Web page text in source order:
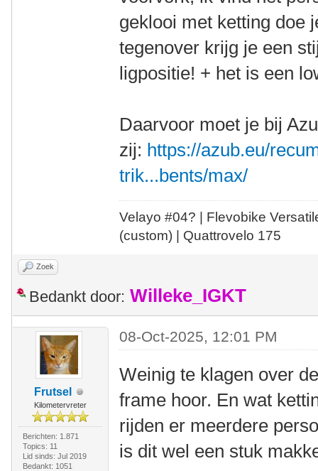
geklooi met ketting doe
tegenover krijg je een
ligpositie! + het is een
Daarvoor moet je bij
zij: https://azub.eu/
trik...bents/max/
Velayo #04? | Flevobike
(custom) | Quattrovelo 175
Zoek
Bedankt door: Willeke_IGKT
Frutsel
Kilometervreter
Berichten: 1.871
Topics: 11
Lid sinds: Jul 2019
Bedankt: 1051
08-Oct-2025, 12:01 PM
Weinig te klagen over
frame hoor. En wat
rijden er meerdere
is dit wel een stuk